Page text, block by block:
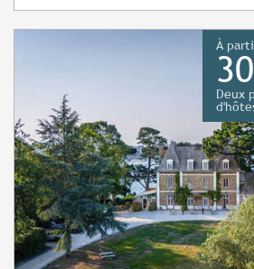
À
Deux